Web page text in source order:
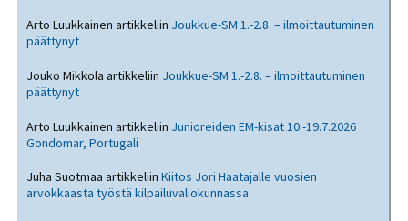
Arto Luukkainen artikkeliin Joukkue-SM 1.-2.8. – ilmoittautuminen
päättynyt
Jouko Mikkola artikkeliin Joukkue-SM 1.-2.8. – ilmoittautuminen
päättynyt
Arto Luukkainen artikkeliin Junioreiden EM-kisat 10.-19.7.2026
Gondomar, Portugali
Juha Suotmaa artikkeliinKiitos Jori Haatajalle vuosien
arvokkaasta työstä kilpailuvaliokunnassa